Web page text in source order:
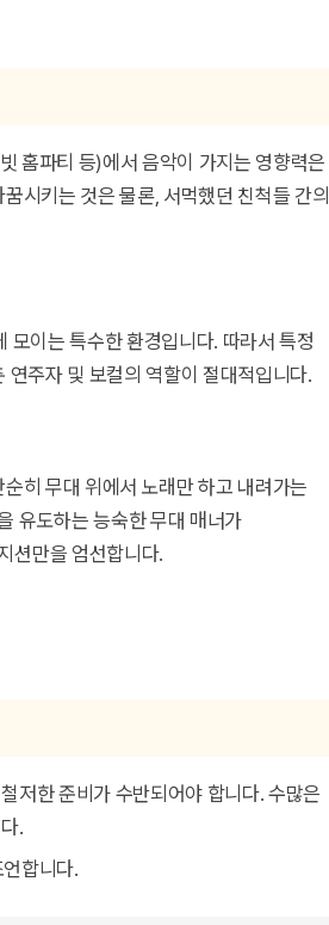
홈파티 등)에서 음악이 가지는 영향력은
시키는 것은 물론, 서먹했던 친척들 간의
이는 특수한 환경입니다. 따라서 특정
주자 및 보컬의 역할이 절대적입니다.
히 무대 위에서 노래만 하고 내려가는
유도하는 능숙한 무대 매너가
션만을 엄선합니다.
저한 준비가 수반되어야 합니다. 수많은
.
합니다.